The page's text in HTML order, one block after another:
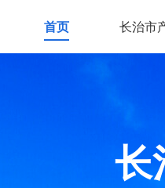
首页 长治市
长